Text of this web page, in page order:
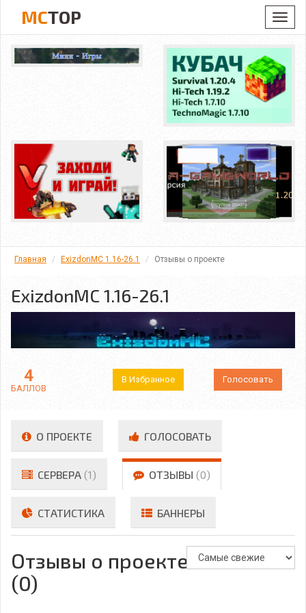
MCTOP
Главная ExizdonMC 1.16-26.1 Отзывы о проекте
ExizdonMC 1.16-26.1
4
БАЛЛОВ
В Избранное Голосовать
О ПРОЕКТЕ ГОЛОСОВАТЬ
СЕРВЕРА (1) ОТЗЫВЫ (0)
СТАТИСТИКА БАННЕРЫ
Отзывы о проекте
(0)